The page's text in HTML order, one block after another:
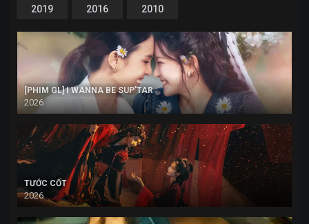
2019 2016 2010
[PHIM GL] I WANNA BE SUP’TAR
2026
TƯỚC CỐT
2026